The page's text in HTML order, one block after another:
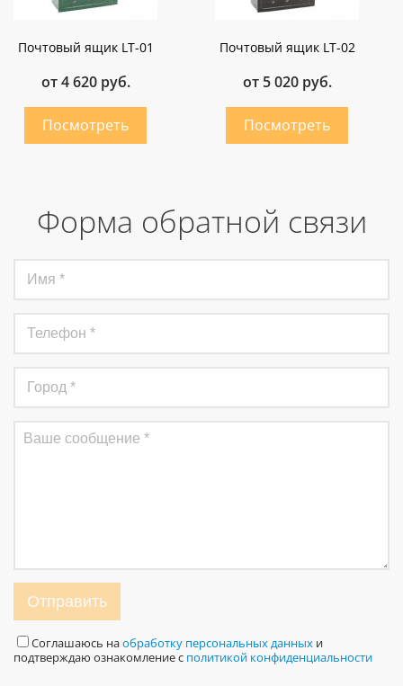
Почтовый ящик LT-01
от 4 620 руб.
Почтовый ящик LT-02
от 5 020 руб.
Форма обратной связи
Отправить
Соглашаюсь наобработку персональных данных и
подтверждаю ознакомление с политикой конфиденциальности